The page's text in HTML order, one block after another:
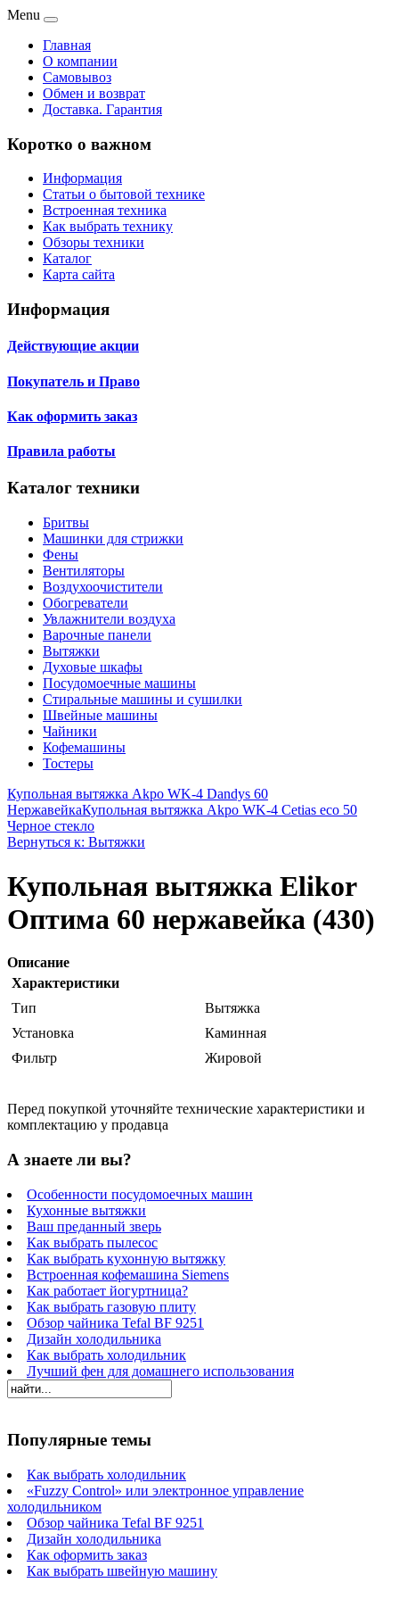
Menu
Главная
О компании
Самовывоз
Обмен и возврат
Доставка. Гарантия
Коротко о важном
Информация
Статьи о бытовой технике
Встроенная техника
Как выбрать технику
Обзоры техники
Каталог
Карта сайта
Информация
Действующие акции
Покупатель и Право
Как оформить заказ
Правила работы
Каталог техники
Бритвы
Машинки для стрижки
Фены
Вентиляторы
Воздухоочистители
Обогреватели
Увлажнители воздуха
Варочные панели
Вытяжки
Духовые шкафы
Посудомоечные машины
Стиральные машины и сушилки
Швейные машины
Чайники
Кофемашины
Тостеры
Купольная вытяжка Akpo WK-4 Dandys 60
НержавейкаКупольная вытяжка Akpo WK-4 Cetias eco 50
Черное стекло
Вернуться к: Вытяжки
Купольная вытяжка Elikor
Оптима 60 нержавейка (430)
Описание
Характеристики
Тип
Вытяжка
Установка
Каминная
Фильтр
Жировой
Перед покупкой уточняйте технические характеристики и
комплектацию у продавца
А знаете ли вы?
Особенности посудомоечных машин
Кухонные вытяжки
Ваш преданный зверь
Как выбрать пылесос
Как выбрать кухонную вытяжку
Встроенная кофемашина Siemens
Как работает йогуртница?
Как выбрать газовую плиту
Обзор чайника Tefal BF 9251
Дизайн холодильника
Как выбрать холодильник
Лучший фен для домашнего использования
Популярные темы
Как выбрать холодильник
«Fuzzy Control» или электронное управление
холодильником
Обзор чайника Tefal BF 9251
Дизайн холодильника
Как оформить заказ
Как выбрать швейную машину